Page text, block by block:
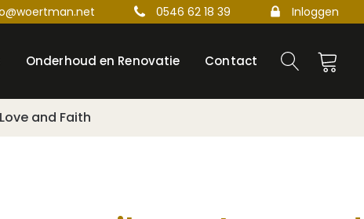
0546 62 18 39 Inloggen
Onderhoud en Renovatie Contact
and Faith